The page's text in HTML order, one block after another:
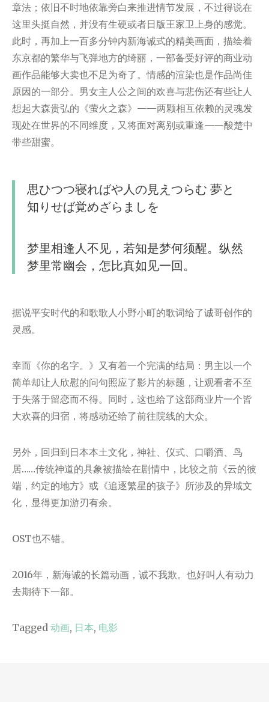
章法；依旧不时地依靠旁白来推进情节发展，不过得说在
这里头挺自然，并没有生硬或者日版王家卫上身的感觉。
此时，再加上一百多分钟内新海诚式的精美画面，描绘着
东京都的繁华与飞弹地方的绮丽，一部备受好评的商业动
画作品能够大卖也不足为奇了。情感的渲染也是作品尚佳
原因的一部分。男女主人公之间的欢喜与悲伤还有些让人
想起大森贵弘的《萤火之森》——两颗相互依赖的灵魂发
现处在世界的不同维度，又将面对离别或重逢——酸楚中
带些甜蜜。
思ひつつ寝ればや人の見えつらむ 夢と
知りせば覚めざらましを
梦里相逢人不见，若知是梦何须醒。纵然
梦里常幽会，怎比真如见一回。
据说平安时代的和歌歌人小野小町的歌词给了诚哥创作的
灵感。
幸而《你的名字。》又有着一个完满的结局：男主以一个
简单却让人欣慰的问句照应了影片的标题，让观看者不至
于失落于留恋而不得。同时，这也给了这部商业片一个皆
大欢喜的归宿，将感动还给了前往院线的大众。
另外，回归到日本本土文化，神社、仪式、口嚼酒、鸟
居……传统神道的具象被描绘在剧情中，比较之前《云的彼
端，约定的地方》或《追逐繁星的孩子》所涉及的异域文
化，显得更加游刃有余。
OST也不错。
2016年，新海诚的长篇动画，诚不我欺。也好叫人有动力
去期待下一部。
Tagged 动画, 日本, 电影